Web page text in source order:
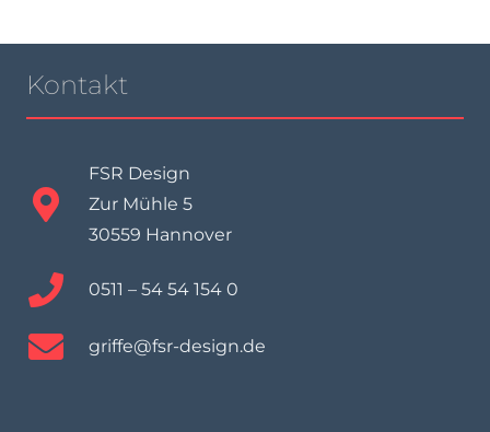
Kontakt
FSR Design
Zur Mühle 5
30559 Hannover
0511 – 54 54 154 0
griffe@fsr-design.de